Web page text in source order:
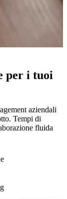
per i tuoi
aziendali
Tempi di
fluida